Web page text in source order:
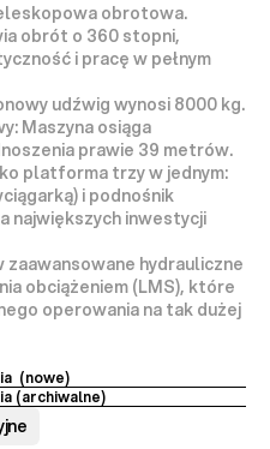
obrotowa.
obrót o 360 stopni,
i pracę w pełnym
udźwig wynosi 8000 kg.
Maszyna osiąga
prawie 39 metrów.
platforma trzy w jednym:
i podnośnik
największych inwestycji
zaawansowane hydrauliczne
obciążeniem (LMS), które
operowania na tak dużej
(nowe)
(archiwalne)